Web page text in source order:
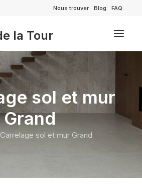
Nous trouver Blog FAQ
la Tour
sol et mur
Grand
Carrelage sol et mur Grand